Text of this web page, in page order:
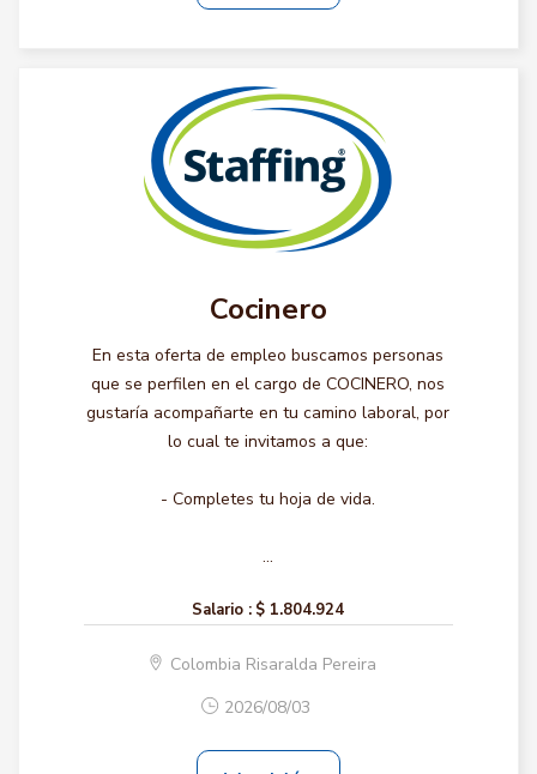
Cocinero
En esta oferta de empleo buscamos personas
que se perfilen en el cargo de COCINERO, nos
gustaría acompañarte en tu camino laboral, por
lo cual te invitamos a que:
- Completes tu hoja de vida.
...
Salario : $ 1.804.924
Colombia Risaralda Pereira
2026/08/03